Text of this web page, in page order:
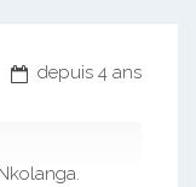
depuis 4 ans